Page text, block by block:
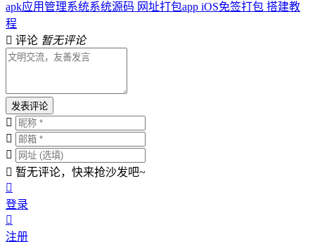
apk应用管理系统系统源码 网址打包app iOS免签打包 搭建教
程
评论 暂无评论
发表评论
暂无评论，快来抢沙发吧~
登录
注册